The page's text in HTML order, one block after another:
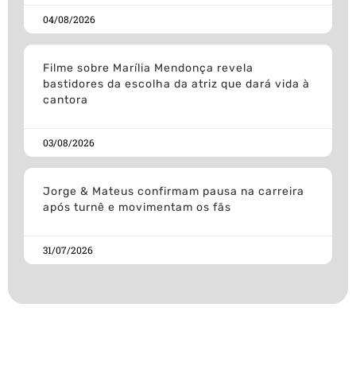
04/08/2026
Filme sobre Marília Mendonça revela
bastidores da escolha da atriz que dará vida à
cantora
03/08/2026
Jorge & Mateus confirmam pausa na carreira
após turnê e movimentam os fãs
31/07/2026